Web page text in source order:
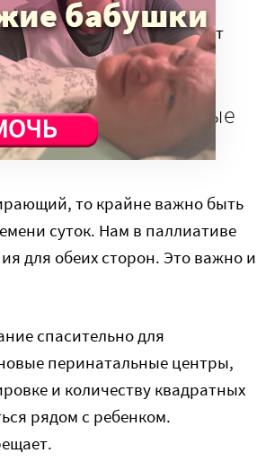
несчастье с близким может
в рабочее время.
на рассветные
то крайне важно быть
суток. Нам в паллиативе
для обеих сторон. Это важно и
спасительно для
перинатальные центры,
и количеству квадратных
рядом с ребенком.